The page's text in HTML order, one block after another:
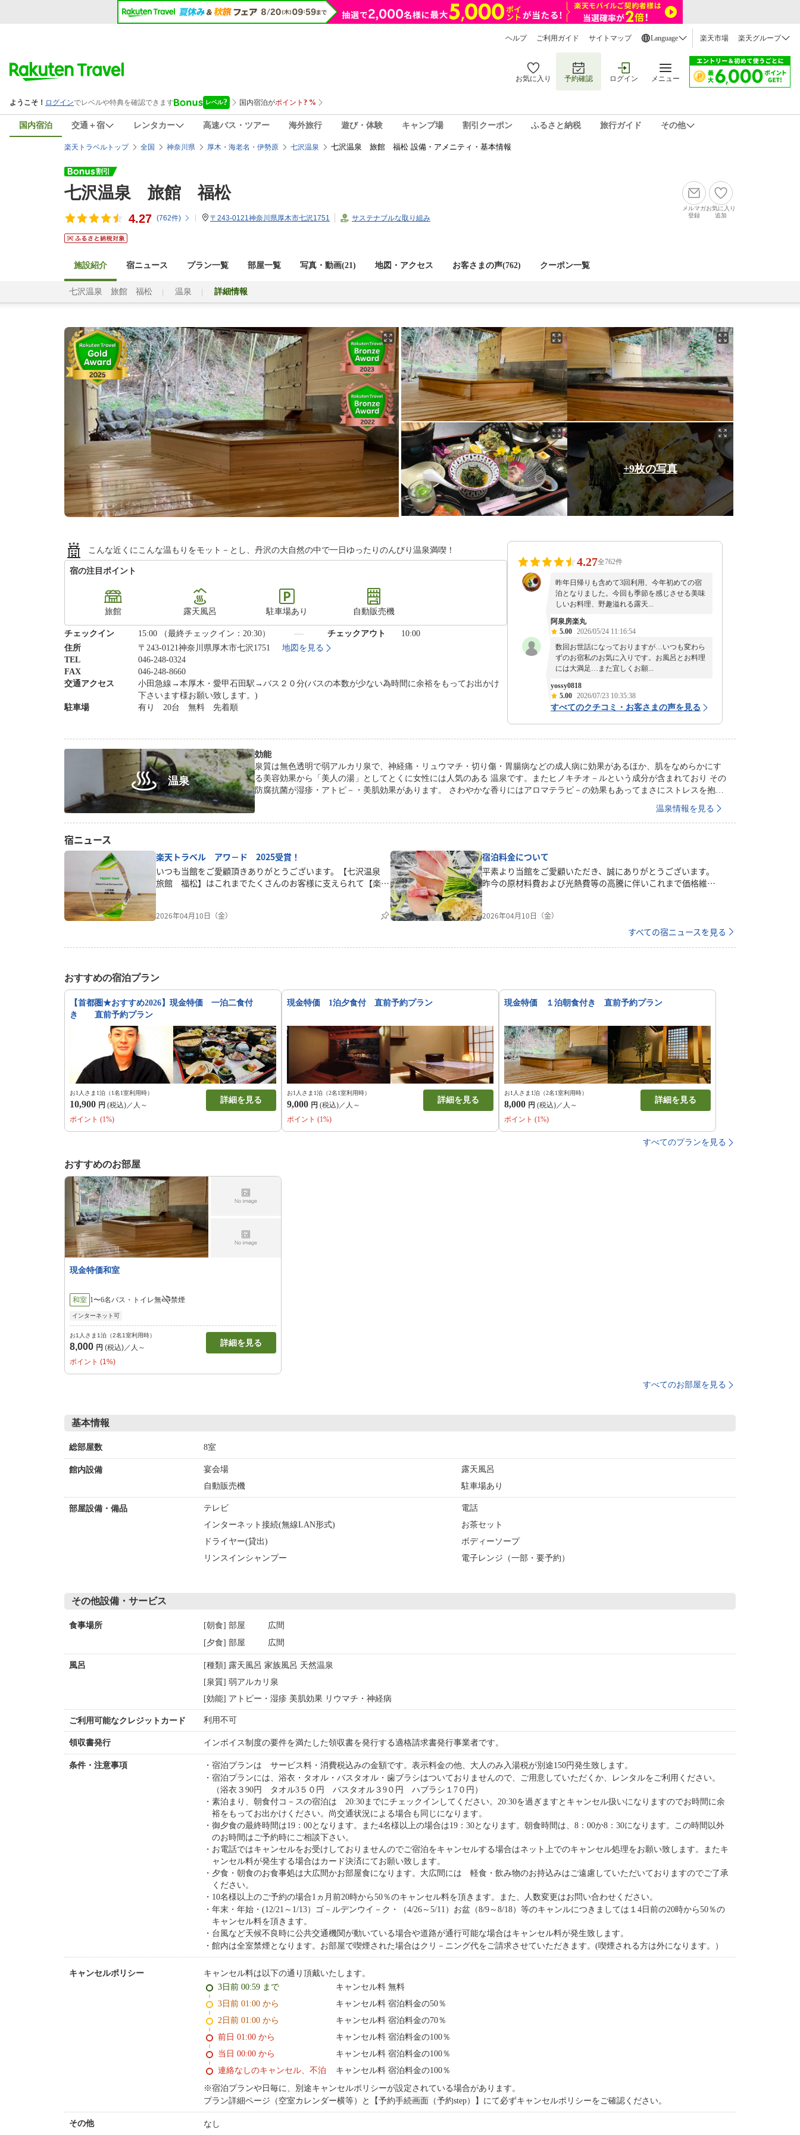
ヘルプ ご利用ガイド サイトマップ Language 楽天市場 楽天グループ
お気に入り 予約確認 ログイン メニュー
国内宿泊 交通＋宿 レンタカー 高速バス・ツアー 海外旅行 遊び・体験 キャンプ場 割引クーポン ふるさと納税 旅行ガイド その他
楽天トラベルトップ 全国 神奈川県 厚木・海老名・伊勢原 七沢温泉 七沢温泉 旅館 福松 設備・アメニティ・基本情報
七沢温泉 旅館 福松
4.27 (762件) 〒243-0121神奈川県厚木市七沢1751 サステナブルな取り組み
メルマガ
登録
お気に入り
追加
施設紹介 宿ニュース プラン一覧 部屋一覧 写真・動画(21) 地図・アクセス お客さまの声(762) クーポン一覧
七沢温泉 旅館 福松 温泉 詳細情報
+9枚の写真
こんな近くにこんな温もりをモット－とし、丹沢の大自然の中で一日ゆったりのんびり温泉満喫！
宿の注目ポイント
旅館 露天風呂 駐車場あり 自動販売機
チェックイン 15:00 （最終チェックイン：20:30） チェックアウト
10:00
住所
〒243-0121神奈川県厚木市七沢1751
地図を見る
TEL
046-248-0324
FAX
046-248-8660
交通アクセス
小田急線→本厚木・愛甲石田駅→バス２０分(バスの本数が少ない為時間に余裕をもってお出かけ
下さいます様お願い致します。)
駐車場
有り 20台 無料 先着順
4.27全762件
昨年日帰りも含めて3回利用、今年初めての宿
泊となりました。今回も季節を感じさせる美味
しいお料理、野趣溢れる露天...
阿泉房楽丸
5.00 2026/05/24 11:16:54
数回お世話になっておりますが…いつも変わら
ずのお宿私のお気に入りです。お風呂とお料理
には大満足…また宜しくお願...
yossy0818
5.00 2026/07/23 10:35:38
すべてのクチコミ・お客さまの声を見る
温泉
効能
泉質は無色透明で弱アルカリ泉で、神経痛・リュウマチ・切り傷・胃腸病などの成人病に効果があるほか、肌をなめらかにす
る美容効果から「美人の湯」としてとくに女性には人気のある 温泉です。またヒノキチオ－ルという成分が含まれており その
防腐抗菌が湿疹・アトピ－・美肌効果があります。 さわやかな香りにはアロマテラピ－の効果もあってまさにストレスを抱え
温泉情報を見る
宿ニュース
楽天トラベル アワ－ド 2025受賞！
いつも当館をご愛顧頂きありがとうございます。【七沢温泉
旅館 福松】はこれまでたくさんのお客様に支えられて【楽天
しこれからは新しいスタイルの旅館をつっくていこうと考えて
す。⁂
2026年04月10日（金）
宿泊料金について
平素より当館をご愛顧いただき、誠にありがとうございます。
昨今の原材料費および光熱費等の高騰に伴いこれまで価格維持
した。お客様にはご負担をおかけいたしますが、今後もより一
層ご満足いただけるおもてなしに努めてまいります。何卒ご理
2026年04月10日（金）
すべての宿ニュースを見る
おすすめの宿泊プラン
【首都圏★おすすめ2026】現金特価 一泊二食付
き 直前予約プラン
お1人さま1泊（1名1室利用時）
10,900 円 (税込)／人～
詳細を見る
ポイント (1%)
現金特価 1泊夕食付 直前予約プラン
お1人さま1泊（2名1室利用時）
9,000 円 (税込)／人～
詳細を見る
ポイント (1%)
現金特価 １泊朝食付き 直前予約プラン
お1人さま1泊（2名1室利用時）
8,000 円 (税込)／人～
詳細を見る
ポイント (1%)
すべてのプランを見る
おすすめのお部屋
現金特価和室
和室 1〜6名バス・トイレ無 禁煙
インターネット可
お1人さま1泊（2名1室利用時）
8,000 円 (税込)／人～ 詳細を見る
ポイント (1%)
すべてのお部屋を見る
基本情報
総部屋数 8室
館内設備 宴会場
露天風呂
自動販売機
駐車場あり
部屋設備・備品 テレビ
電話
インターネット接続(無線LAN形式)
お茶セット
ドライヤー(貸出)
ボディーソープ
リンスインシャンプー
電子レンジ（一部・要予約）
その他設備・サービス
食事場所 [朝食] 部屋
広間
[夕食] 部屋
広間
風呂
[種類] 露天風呂 家族風呂 天然温泉
[泉質] 弱アルカリ泉
[効能] アトピー・湿疹 美肌効果 リウマチ・神経病
ご利用可能なクレジットカード 利用不可
領収書発行 インボイス制度の要件を満たした領収書を発行する適格請求書発行事業者です。
条件・注意事項
宿泊プランは サービス料・消費税込みの金額です。表示料金の他、大人のみ入湯税が別途150円発生致します。
宿泊プランには、浴衣・タオル・バスタオル・歯ブラシはついておりませんので、ご用意していただくか、レンタルをご利用ください。
（浴衣３90円 タオル3５０円 バスタオル３9０円 ハブラシ１7０円）
素泊まり、朝食付コ－スの宿泊は 20:30までにチェックインしてください。20:30を過ぎますとキャンセル扱いになりますのでお時間に余
裕をもってお出かけください。尚交通状況による場合も同じになります。
御夕食の最終時間は19：00となります。また4名様以上の場合は19：30となります。朝食時間は、8：00か8：30になります。この時間以外
のお時間はご予約時にご相談下さい。
お電話ではキャンセルをお受けしておりませんのでご宿泊をキャンセルする場合はネット上でのキャンセル処理をお願い致します。またキ
ャンセル料が発生する場合はカード決済にてお願い致します。
夕食・朝食のお食事処は大広間かお部屋食になります。大広間には 軽食・飲み物のお持込みはご遠慮していただいておりますのでご了承
ください。
10名様以上のご予約の場合1ヵ月前20時から50％のキャンセル料を頂きます。また、人数変更はお問い合わせください。
年末・年始・(12/21～1/13）ゴ－ルデンウイ－ク・（4/26～5/11）お盆（8/9～8/18）等のキャンルにつきましては１4日前の20時から50％の
キャンセル料を頂きます。
台風など天候不良時に公共交通機関が動いている場合や道路が通行可能な場合はキャンセル料が発生致します。
館内は全室禁煙となります。お部屋で喫煙された場合はクリ－ニング代をご請求させていただきます。(喫煙される方は外になります。）
キャンセルポリシー キャンセル料は以下の通り頂戴いたします。
3日前 00:59 まで
キャンセル料 無料
3日前 01:00 から
キャンセル料 宿泊料金の50％
2日前 01:00 から
キャンセル料 宿泊料金の70％
前日 01:00 から
キャンセル料 宿泊料金の100％
当日 00:00 から
キャンセル料 宿泊料金の100％
連絡なしのキャンセル、不泊
キャンセル料 宿泊料金の100％
※宿泊プランや日毎に、別途キャンセルポリシーが設定されている場合があります。
プラン詳細ページ（空室カレンダー横等）と【予約手続画面（予約step）】にて必ずキャンセルポリシーをご確認ください。
その他 なし